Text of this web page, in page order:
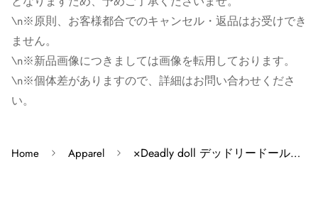
る場合がございます。また、色指定は出来かねますので
ご了承ください。
※個体差がありますので、詳細はお問い合わせくださ
い。
\n※原則、お客様都合でのキャンセル・返品はお受けでき
ません。
\n※新品画像につきましては画像を転用しております。
\n※個体差がありますので、詳細はお問い合わせくださ
い。
Home Apparel ×Deadly doll デッドリードールタンクトップ XL